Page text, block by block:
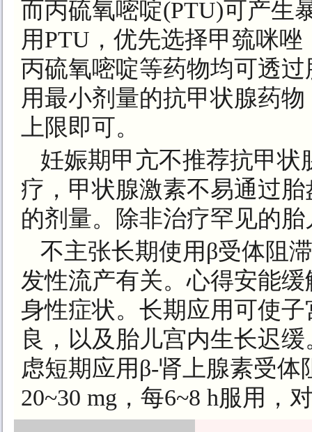
而丙硫氧嘧啶(PTU)可产生
用PTU，优先选择甲巯咪
丙硫氧嘧啶等药物均可透
用最小剂量的抗甲状腺药
上限即可。
妊娠期甲亢不推荐抗甲状
疗，甲状腺激素不易通过
的剂量。除非治疗罕见的
不主张长期使用β受体阻
发性流产有关。心得安能
身性症状。长期应用可使
良，以及胎儿宫内生长迟
虑短期应用β-肾上腺素受
20~30 mg，每6~8 h服用，